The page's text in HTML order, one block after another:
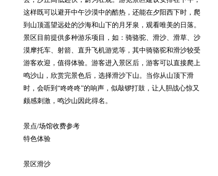
这样既可以避开中午沙漠中的酷热，还能在夕阳西下时，爬
到山顶遥望远处的沙海和山下的月牙泉，观看唯美的日落。
景区目前提供多种游乐项目，如：骑骆驼、滑沙、滑草、沙
漠摩托车、射箭、直升飞机游览等，其中骑骆驼和滑沙较受
游客欢迎，值得体验。游客进入景区后，游客可以直接爬上
鸣沙山，欣赏完景色后，选择滑沙下山。当你从山顶下滑
时，会听到“咚咚咚”的响声，似敲锣打鼓，让人胆战心惊又
颇感刺激，鸣沙山因此得名。
景点/场馆收费参考
特色体验
景区滑沙